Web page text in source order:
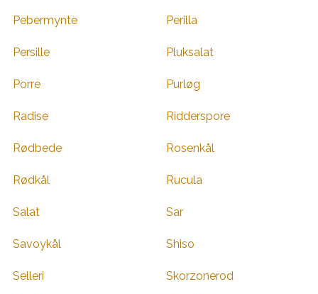
Pebermynte Perilla
Persille Pluksalat
Porre Purløg
Radise Ridderspore
Rødbede Rosenkål
Rødkål Rucula
Salat Sar
Savoykål Shiso
Selleri Skorzonerod